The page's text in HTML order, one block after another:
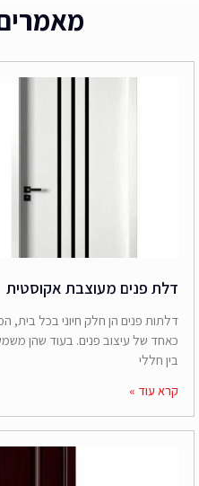
דלת פנים מעוצבת אקוסטית
דלתות פנים הן חלק חיוני בכל בית,
כאחד של עיצוב פנים. בעוד שהן
בין חללי
קרא עוד »